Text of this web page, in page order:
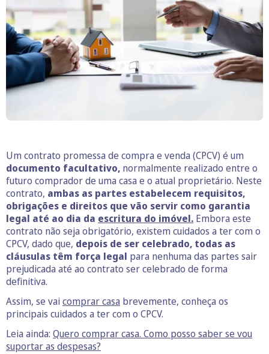
Um contrato promessa de compra e venda (CPCV) é um
documento facultativo, normalmente realizado entre o
futuro comprador de uma casa e o atual proprietário. Neste
contrato, ambas as partes estabelecem requisitos,
obrigações e direitos que vão servir como garantia
legal até ao dia da escritura do imóvel. Embora este
contrato não seja obrigatório, existem cuidados a ter com o
CPCV, dado que, depois de ser celebrado, todas as
cláusulas têm força legal para nenhuma das partes sair
prejudicada até ao contrato ser celebrado de forma
definitiva.
Assim, se vai comprar casa brevemente, conheça os
principais cuidados a ter com o CPCV.
Leia ainda: Quero comprar casa. Como posso saber se vou
suportar as despesas?